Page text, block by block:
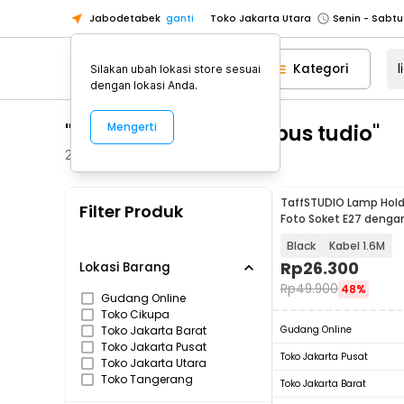
Jabodetabek ganti Toko Jakarta Utara
Toko Tangerang
Toko Cikupa
Pick n Go Jakarta Barat
Senin -
Pick n Go Bekasi
Senin - Jumat
Senin -
Toko Jakarta Barat
Senin -
Toko Tangerang
Senin -
Senin - Jumat
Senin - Jumat
Kategori
"lighting holder lampus tudio"
290
Filter Produk
Lokasi Barang
Gudang Online
Toko Cikupa
Toko Jakarta Barat
Toko Jakarta Pusat
Toko Jakarta Utara
Toko Tangerang
TaffSTUDIO Lamp
Foto Soket E27
Black Kabel 1.6M
Rp26.300
Rp49.900 48%
Gudang Online
Toko Jakarta Pusat
Toko Jakarta Barat
Silakan ubah lokasi store sesuai
dengan lokasi Anda.
Mengerti